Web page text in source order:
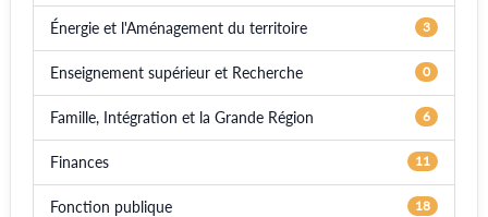
Énergie et l'Aménagement du territoire 3
Enseignement supérieur et Recherche 0
Famille, Intégration et la Grande Région 6
Finances 11
Fonction publique 18